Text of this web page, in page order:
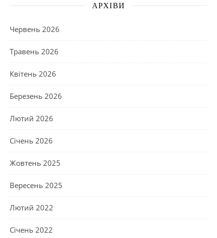
АРХІВИ
Червень 2026
Травень 2026
Квітень 2026
Березень 2026
Лютий 2026
Січень 2026
Жовтень 2025
Вересень 2025
Лютий 2022
Січень 2022